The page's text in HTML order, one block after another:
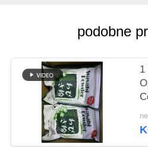
WYCENĘ
MAPA
WITRYNY
podobne
1